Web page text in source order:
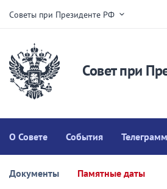
Советы при Президенте РФ
Совет при
О Совете События
Документы Памятные даты